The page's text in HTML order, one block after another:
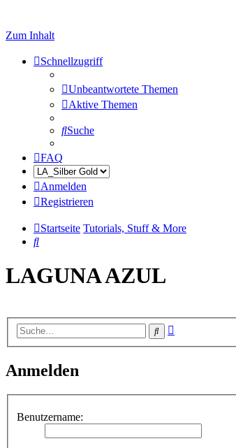
Zum Inhalt
Schnellzugriff
Unbeantwortete Themen
Aktive Themen
Suche
FAQ
Anmelden
Registrieren
Startseite Tutorials, Stuff & More
Suche
LAGUNA AZUL
Suche
Anmelden
Benutzername: